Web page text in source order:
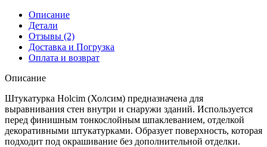
Описание
Детали
Отзывы (2)
Доставка и Погрузка
Оплата и возврат
Описание
Штукатурка Holcim (Холсим) предназначена для
выравнивания стен внутри и снаружи зданий. Используется
перед финишным тонкослойным шпаклеванием, отделкой
декоративными штукатурками. Образует поверхность, которая
подходит под окрашивание без дополнительной отделки.